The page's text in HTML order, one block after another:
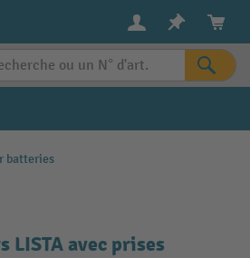
batteries
LISTA avec prises